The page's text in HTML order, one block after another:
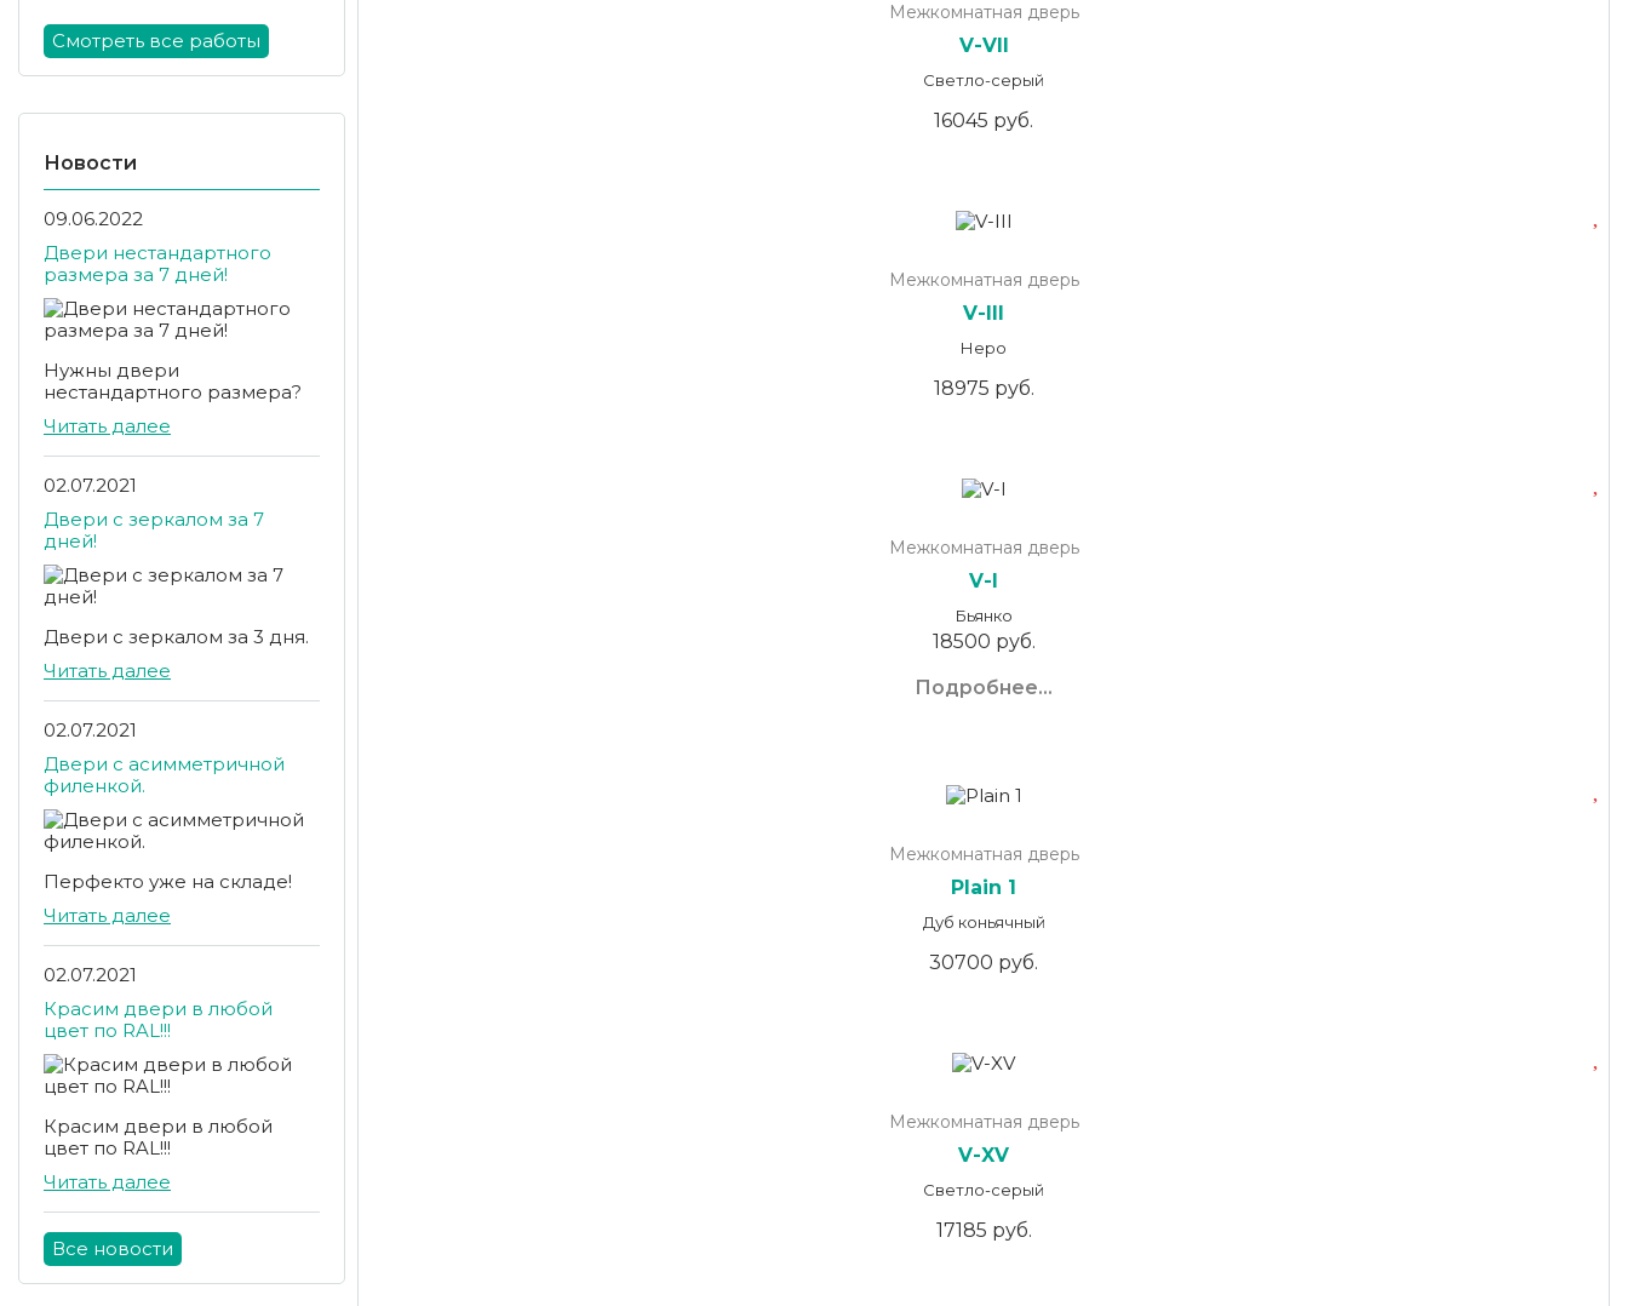
Смотреть все работы
Новости
09.06.2022
Двери нестандартного
размера за 7 дней!
Нужны двери
нестандартного размера?
Читать далее
02.07.2021
Двери с зеркалом за 7
дней!
Двери с зеркалом за 3 дня.
Читать далее
02.07.2021
Двери с асимметричной
филенкой.
Перфекто уже на складе!
Читать далее
02.07.2021
Красим двери в любой
цвет по RAL!!!
Красим двери в любой
цвет по RAL!!!
Читать далее
Все новости
Межкомнатная дверь
V-VII
Светло-серый
16045 руб.
Межкомнатная дверь
V-III
Неро
18975 руб.
Межкомнатная дверь
V-I
Бьянко
18500 руб.
Подробнее...
Межкомнатная дверь
Plain 1
Дуб коньячный
30700 руб.
Межкомнатная дверь
V-XV
Светло-серый
17185 руб.